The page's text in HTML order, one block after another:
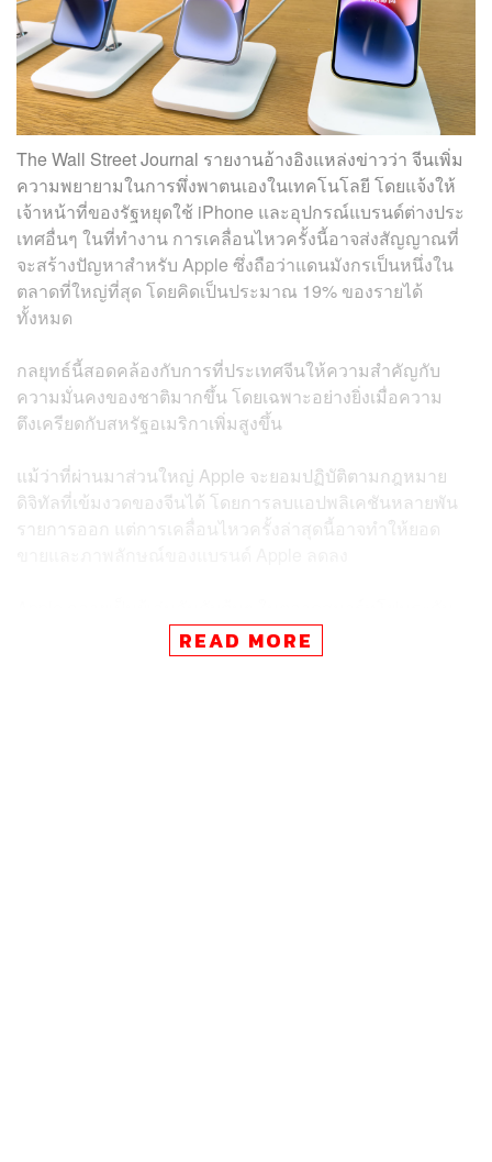
The Wall Street Journal รายงานอ้างอิงแหล่งข่าวว่า จีนเพิ่ม
ความพยายามในการพึ่งพาตนเองในเทคโนโลยี โดยแจ้งให้
เจ้าหน้าที่ของรัฐหยุดใช้ iPhone และอุปกรณ์แบรนด์ต่างประ
เทศอื่นๆ ในที่ทำงาน การเคลื่อนไหวครั้งนี้อาจส่งสัญญาณที่
จะสร้างปัญหาสำหรับ Apple ซึ่งถือว่าแดนมังกรเป็นหนึ่งใน
ตลาดที่ใหญ่ที่สุด โดยคิดเป็นประมาณ 19% ของรายได้
ทั้งหมด
กลยุทธ์นี้สอดคล้องกับการที่ประเทศจีนให้ความสำคัญกับ
ความมั่นคงของชาติมากขึ้น โดยเฉพาะอย่างยิ่งเมื่อความ
ตึงเครียดกับสหรัฐอเมริกาเพิ่มสูงขึ้น
แม้ว่าที่ผ่านมาส่วนใหญ่ Apple จะยอมปฏิบัติตามกฎหมาย
ดิจิทัลที่เข้มงวดของจีนได้ โดยการลบแอปพลิเคชันหลายพัน
รายการออก แต่การเคลื่อนไหวครั้งล่าสุดนี้อาจทำให้ยอด
ไฮเอนด์ของจีน โดยเฉพาะอย่างยิ่งหลังจากการคว่ำบาตร
ของสหรัฐอเมริกา ส่งผลกระทบต่อความสามารถของ
READ MORE